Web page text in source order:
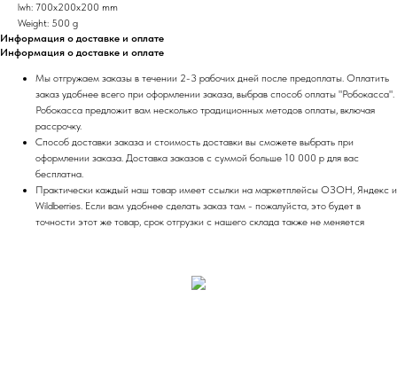
lwh: 700x200x200 mm
Weight: 500 g
Информация о доставке и оплате
Информация о доставке и оплате
Мы отгружаем заказы в течении 2-3 рабочих дней после предоплаты. Оплатить
заказ удобнее всего при оформлении заказа, выбрав способ оплаты "Робокасса".
Робокасса предложит вам несколько традиционных методов оплаты, включая
рассрочку.
Способ доставки заказа и стоимость доставки вы сможете выбрать при
оформлении заказа. Доставка заказов с суммой больше 10 000 р для вас
бесплатна.
Практически каждый наш товар имеет ссылки на маркетплейсы ОЗОН, Яндекс и
Wildberries. Если вам удобнее сделать заказ там - пожалуйста, это будет в
точности этот же товар, срок отгрузки с нашего склада также не меняется